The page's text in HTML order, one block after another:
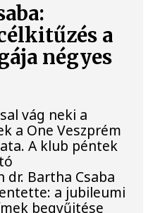
a
négyes
vág neki a
a One Veszprém
A klub péntek
Bartha Csaba
a jubileumi
begyűjtése